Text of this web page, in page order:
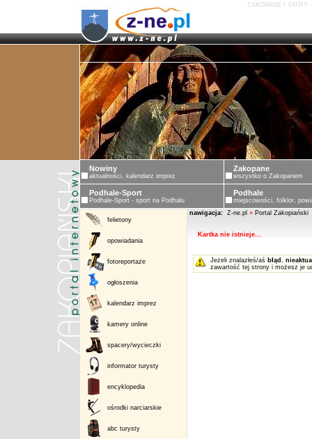
ZAKOPANE I TATRY
Nowiny
aktualności, kalendarz imprez
Zakopane
wszystko o Zakopanem
Podhale-Sport
Podhale-Sport - sport na Podhalu
Podhale
miejscowości, folklor,
felietony
opowiadania
fotoreportaże
ogłoszenia
kalendarz imprez
kamery online
spacery/wycieczki
informator turysty
encyklopedia
ośrodki narciarskie
abc turysty
nawigacja: Z-ne.pl » Portal Zakopiański
Kartka nie istnieje...
Jeżeli znalazłeś/aś błąd ,
zawartość tej strony i możesz je